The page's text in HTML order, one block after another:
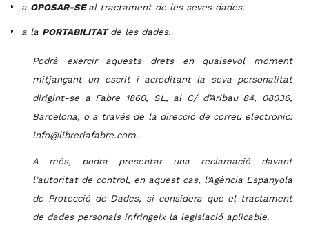
a OPOSAR-SE al tractament de les sevesdades.
a la PORTABILITAT de les dades.
Podrà exercir aquests drets en qualsevol moment
mitjançant un escrit i acreditant la seva personalitat
dirigint-se a Fabre 1860, SL, al C/ d’Aribau 84, 08036,
Barcelona, o a través de la direcció de correu electrònic:
info@libreriafabre.com.
A més, podrà presentar una reclamació davant
l’autoritat de control, en aquest cas, l’Agència Espanyola
de Protecció de Dades, si considera que el tractament
de dades personals infringeix la legislació aplicable.